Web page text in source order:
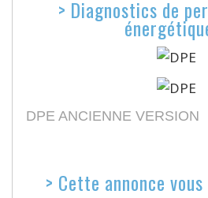
> Diagnostics de
DPE ANCIENNE VERSION
> Cette annonce